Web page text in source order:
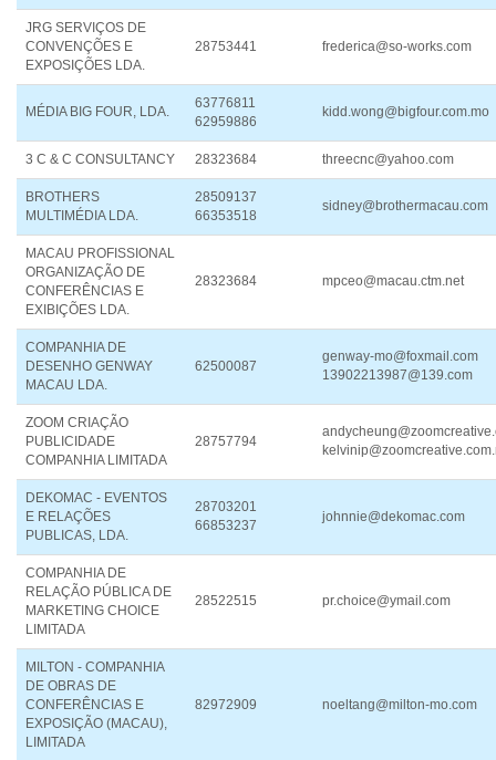
JRG SERVIÇOS DE
CONVENÇÕES E
EXPOSIÇÕES LDA.
28753441 frederica@so-works.com
MÉDIA BIG FOUR, LDA.
63776811
62959886
kidd.wong@bigfour.com.mo
3 C & C CONSULTANCY 28323684 threecnc@yahoo.com
BROTHERS
MULTIMÉDIA LDA.
28509137
66353518
sidney@brothermacau.com
MACAU PROFISSIONAL
ORGANIZAÇÃO DE
CONFERÊNCIAS E
EXIBIÇÕES LDA.
28323684 mpceo@macau.ctm.net
COMPANHIA DE
DESENHO GENWAY
MACAU LDA.
62500087
genway-mo@foxmail.com
13902213987@139.com
ZOOM CRIAÇÃO
PUBLICIDADE
COMPANHIA LIMITADA
28757794
DEKOMAC - EVENTOS
E RELAÇÕES
PUBLICAS, LDA.
28703201
66853237
johnnie@dekomac.com
COMPANHIA DE
RELAÇÃO PÚBLICA DE
MARKETING CHOICE
LIMITADA
28522515 pr.choice@ymail.com
MILTON - COMPANHIA
DE OBRAS DE
CONFERÊNCIAS E
EXPOSIÇÃO (MACAU),
LIMITADA
82972909 noeltang@milton-mo.com